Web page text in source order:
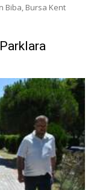
Biba, Bursa Kent